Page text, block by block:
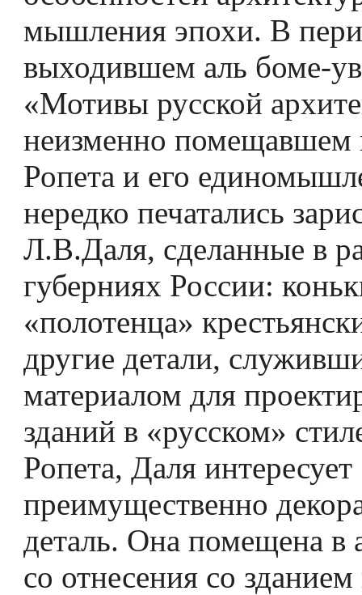
мышления эпохи. В
выходившем аль­ боме-
«Мотивы русской
неизменно помещавшем
Ропета и его
нередко печатались
Л.В.Даля, сделанные в
губерниях России:
«полотенца»
другие детали,
материалом для
зданий в «русском»
Ропета, Даля интересует
преимущественно
деталь. Она помещена в
со­ отнесения со